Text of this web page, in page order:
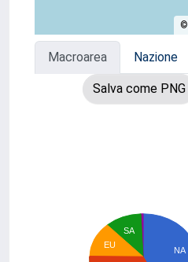
©
Macroarea Nazione
Salva come PNG
NA
SA
EU